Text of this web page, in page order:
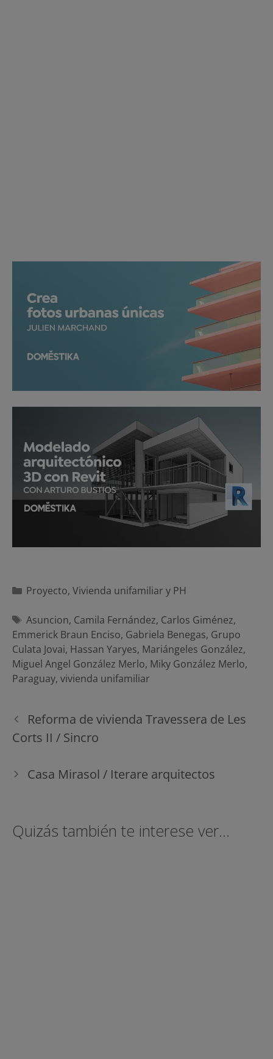
Categorías
Proyecto, Vivienda unifamiliar y PH
Etiquetas
Asuncion, Camila Fernández, Carlos Giménez,
Emmerick Braun Enciso, Gabriela Benegas, Grupo
Culata Jovai, Hassan Yaryes, Mariángeles González,
Miguel Angel González Merlo, Miky González Merlo,
Paraguay, vivienda unifamiliar
Navegación
de
entradas
Reforma de vivienda Travessera de Les
Corts II / Sincro
Casa Mirasol / Iterare arquitectos
Quizás también te interese ver...